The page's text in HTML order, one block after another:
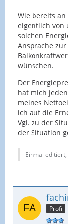
Wie bereits
eigentlich von
solchen
Ansprache zur
wünschen.
Der
hat mich
meines
ich auf die
Vgl. zu der
der Situation
Einmal
Profi